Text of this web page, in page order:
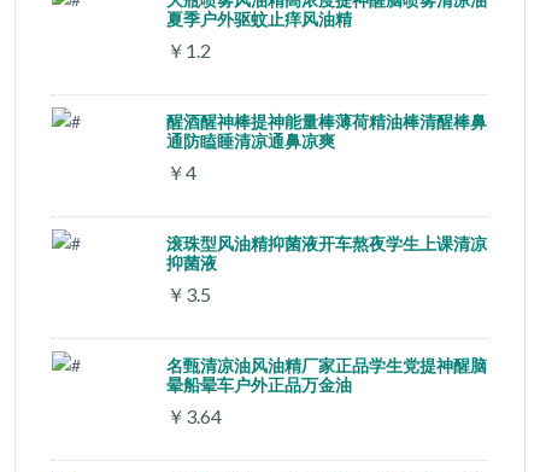
夏季户外驱蚊止痒风油精
￥1.2
醒酒醒神棒提神能量棒薄荷精油棒清醒棒鼻
通防瞌睡清凉通鼻凉爽
￥4
滚珠型风油精抑菌液开车熬夜学生上课清凉
抑菌液
￥3.5
名甄清凉油风油精厂家正品学生党提神醒脑
晕船晕车户外正品万金油
￥3.64